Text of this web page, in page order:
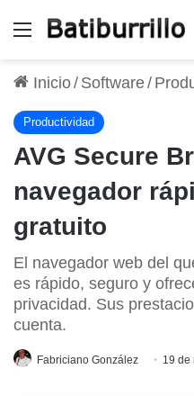
Menú
Inicio/ Software/
Productividad
AVG Secure
navegador
gratuito
El navegador web del
es rápido, seguro y
privacidad. Sus
cuenta.
Fabriciano González 19 de